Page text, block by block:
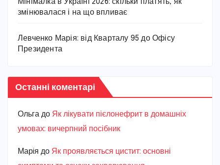
Мінімалка в Україні 2026: скільки платять, як
змінювалася і на що впливає
Левченко Марія: від Кварталу 95 до Офісу
Президента
Останні коментарі
Ольга до Як лікувати пієлонефрит в домашніх
умовах: вичерпний посібник
Марiя до Як проявляється цистит: основні